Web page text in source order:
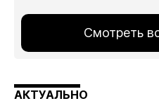
Смотреть
АКТУАЛЬНО